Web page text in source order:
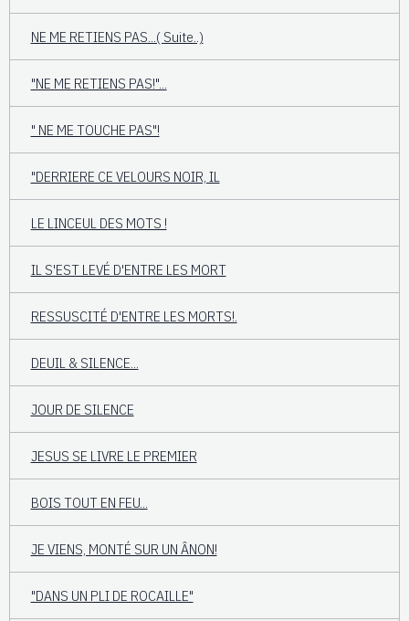
NE ME RETIENS PAS...( Suite..)
"NE ME RETIENS PAS!"...
" NE ME TOUCHE PAS"!
"DERRIERE CE VELOURS NOIR, IL
LE LINCEUL DES MOTS !
IL S'EST LEVÉ D'ENTRE LES MORT
RESSUSCITÉ D'ENTRE LES MORTS!.
DEUIL & SILENCE...
JOUR DE SILENCE
JESUS SE LIVRE LE PREMIER
BOIS TOUT EN FEU...
JE VIENS, MONTÉ SUR UN ÂNON!
"DANS UN PLI DE ROCAILLE"